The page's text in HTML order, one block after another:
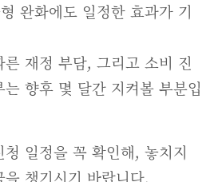
완화에도 일정한 효과가 기
재정 부담, 그리고 소비 진
향후 몇 달간 지켜볼 부분입
일정을 꼭 확인해, 놓치지
챙기시기 바랍니다.